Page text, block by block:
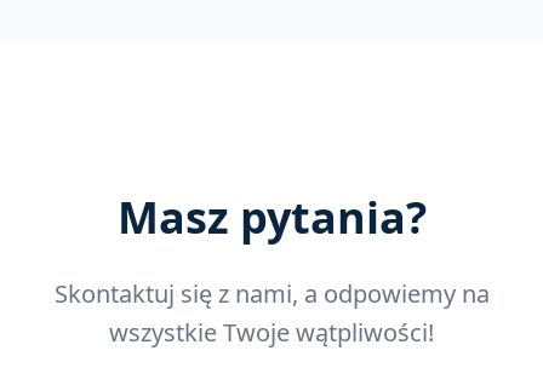
Masz pytania?
Skontaktuj się z nami, a odpowiemy na
wszystkie Twoje wątpliwości!